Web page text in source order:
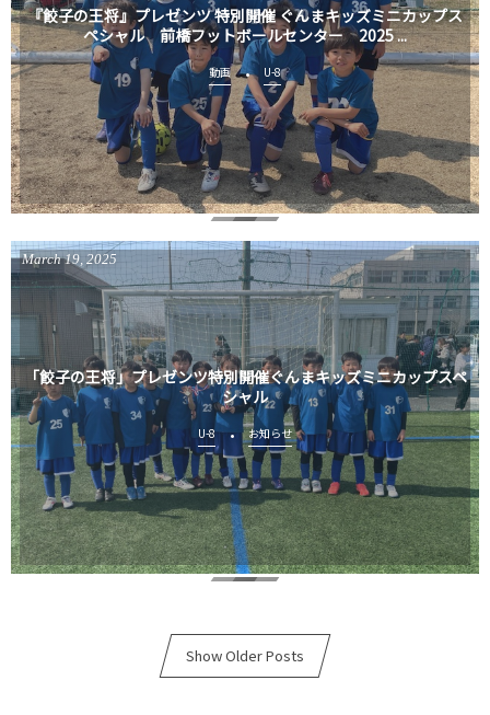
『餃子の王将』プレゼンツ 特別開催 ぐんまキッズミニカップス
ペシャル 前橋フットボールセンター 2025 ...
動画 U-8
「餃子の王将」プレゼンツ特別開催ぐんまキッズミニカップスペ
シャル
March 19 2025
U-8 お知らせ
Show Older Posts